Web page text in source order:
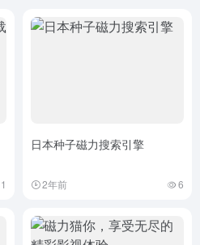
1
日本种子磁力搜索引擎
2年前 6